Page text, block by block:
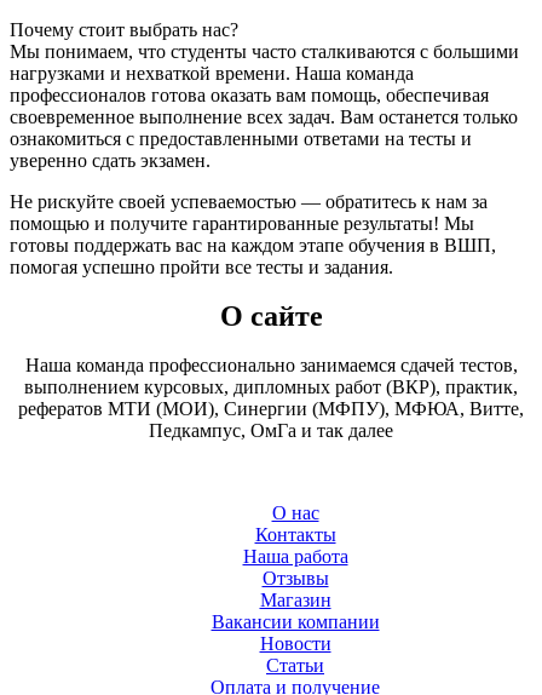
Почему стоит выбрать нас?
Мы понимаем, что студенты часто сталкиваются с большими
нагрузками и нехваткой времени. Наша команда
профессионалов готова оказать вам помощь, обеспечивая
своевременное выполнение всех задач. Вам останется только
ознакомиться с предоставленными ответами на тесты и
уверенно сдать экзамен.
Не рискуйте своей успеваемостью — обратитесь к нам за
помощью и получите гарантированные результаты! Мы
готовы поддержать вас на каждом этапе обучения в ВШП,
помогая успешно пройти все тесты и задания.
О сайте
Наша команда профессионально занимаемся сдачей тестов,
выполнением курсовых, дипломных работ (ВКР), практик,
рефератов МТИ (МОИ), Синергии (МФПУ), МФЮА, Витте,
Педкампус, ОмГа и так далее
О нас
Контакты
Наша работа
Отзывы
Магазин
Вакансии компании
Новости
Статьи
Оплата и получение